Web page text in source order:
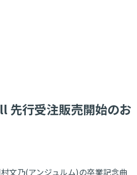
先行受注販売開始のお
文乃(アンジュルム)の卒業記念曲